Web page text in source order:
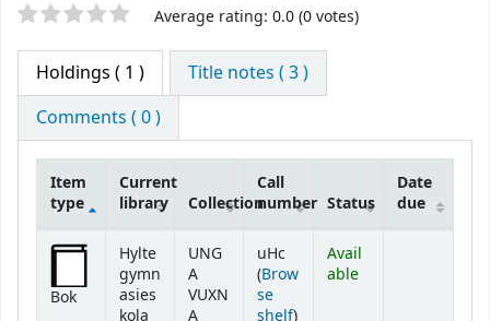
Star ratings Average rating: 0.0 (0 votes)
Holdings ( 1 )
Title notes ( 3 )
Comments ( 0 )
Holdings
Item
type
Current
library
Collection
Call
number Status
Date
due
Bok
Hylte
gymn
asies
kola
UNG
A
VUXN
A
uHc
(Brow
se
shelf(Opens below)
)
Avail
able